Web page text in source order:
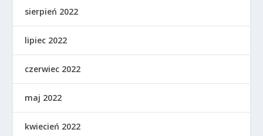
sierpień 2022
lipiec 2022
czerwiec 2022
maj 2022
kwiecień 2022